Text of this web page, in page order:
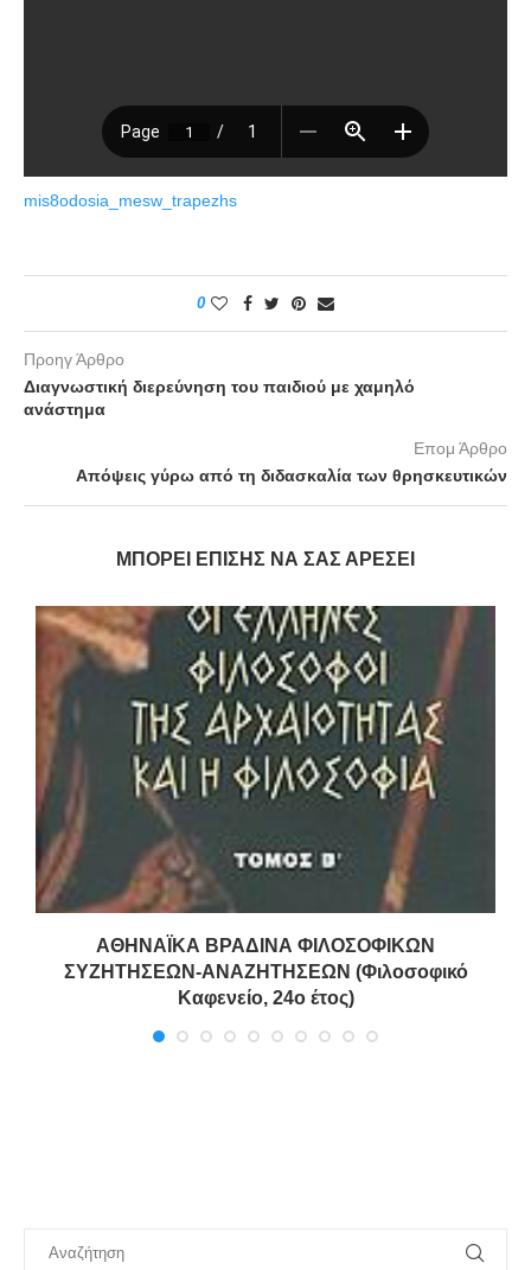
mis8odosia_mesw_trapezhs
0
Προηγ Άρθρο
Διαγνωστική διερεύνηση του παιδιού με χαμηλό
ανάστημα
Επομ Άρθρο
Απόψεις γύρω από τη διδασκαλία των θρησκευτικών
ΜΠΟΡΕΊ ΕΠΊΣΗΣ ΝΑ ΣΑΣ ΑΡΈΣΕΙ
ΑΘΗΝΑΪΚΑ ΒΡΑΔΙΝΑ ΦΙΛΟΣΟΦΙΚΩΝ
ΣΥΖΗΤΗΣΕΩΝ-ΑΝΑΖΗΤΗΣΕΩΝ (Φιλοσοφικό
Καφενείο, 24ο έτος)